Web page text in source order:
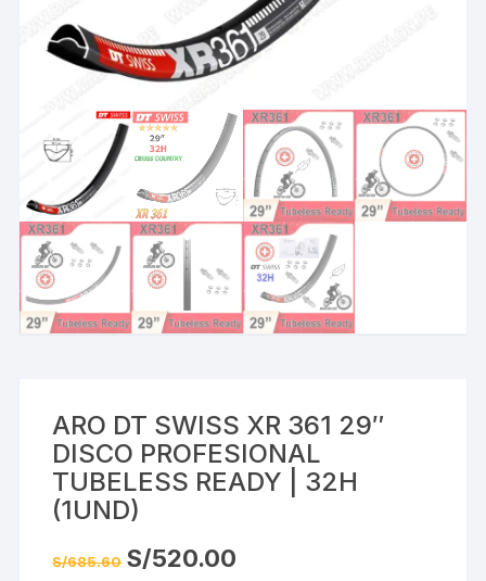
ARO DT SWISS XR 361 29″
DISCO PROFESIONAL
TUBELESS READY | 32H
(1UND)
S/685.60 El
precio
S/520.00